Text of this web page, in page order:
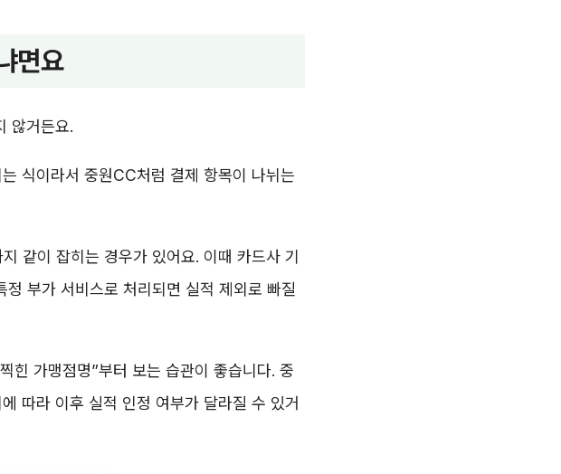
면요
않거든요.
식이라서 중원CC처럼 결제 항목이 나뉘는
같이 잡히는 경우가 있어요. 이때 카드사 기
부가 서비스로 처리되면 실적 제외로 빠질
힌 가맹점명”부터 보는 습관이 좋습니다. 중
따라 이후 실적 인정 여부가 달라질 수 있거